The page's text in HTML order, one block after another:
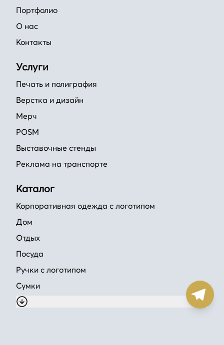
Портфолио
О нас
Контакты
Услуги
Печать и полиграфия
Верстка и дизайн
Мерч
POSM
Выставочные стенды
Реклама на транспорте
Каталог
Корпоративная одежда с логотипом
Дом
Отдых
Посуда
Ручки с логотипом
Сумки